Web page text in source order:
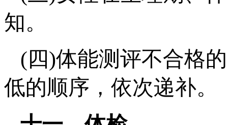
知。
(四)体能测评不合格
低的顺序，依次递补。